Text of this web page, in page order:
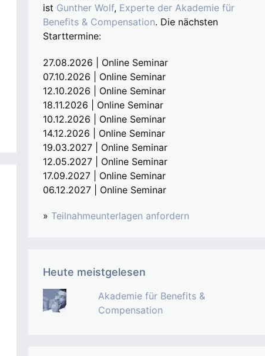
ist Gunther Wolf, Experte der Akademie für
Benefits & Compensation. Die nächsten
Starttermine:
27.08.2026 | Online Seminar
07.10.2026 | Online Seminar
12.10.2026 | Online Seminar
18.11.2026 | Online Seminar
10.12.2026 | Online Seminar
14.12.2026 | Online Seminar
19.03.2027 | Online Seminar
12.05.2027 | Online Seminar
17.09.2027 | Online Seminar
06.12.2027 | Online Seminar
» Teilnahmeunterlagen anfordern
Heute meistgelesen
Akademie für Benefits &
Compensation